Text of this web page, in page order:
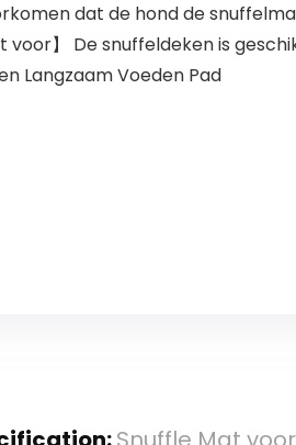
dat de hond de
voor】 De snuffeldeken is
Langzaam Voeden Pad